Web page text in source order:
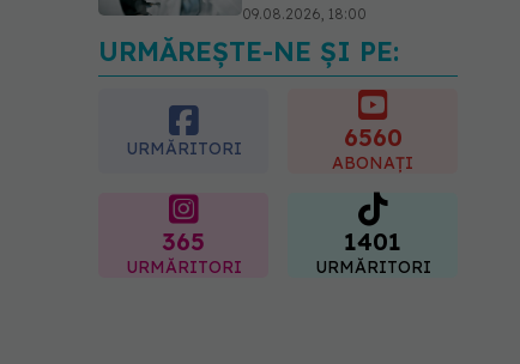
09.08.2026, 18:00
Nu trebuie să mănânci
mai puțin ca să slăbești?
Dieta care reduce cu 30%
„energia” din fiecare gram
10.08.2026, 08:40
URMĂREȘTE-NE ȘI PE:
URMĂRITORI 6560
ABONAȚI
365
URMĂRITORI
1401
URMĂRITORI